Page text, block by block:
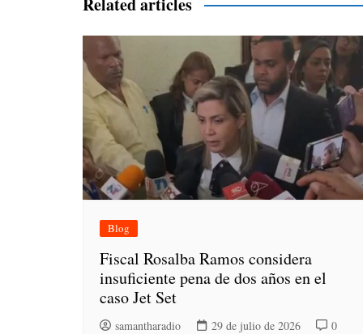
Related articles
Blog
Fiscal Rosalba Ramos considera
insuficiente pena de dos años en el
caso Jet Set
samantharadio 29 de julio de 2026 0